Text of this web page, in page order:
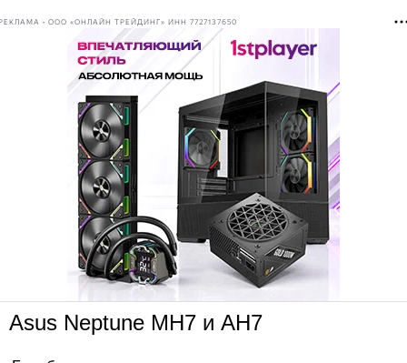
• ООО «ОНЛАЙН ТРЕЙДИНГ» ИНН 7727137650
Asus Neptune MH7 и AH7